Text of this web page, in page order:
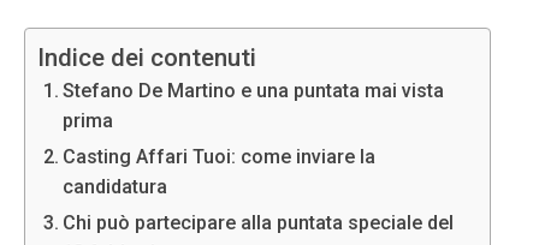
Indice dei contenuti
Stefano De Martino e una puntata mai vista
prima
Casting Affari Tuoi: come inviare la
candidatura
Chi può partecipare alla puntata speciale del